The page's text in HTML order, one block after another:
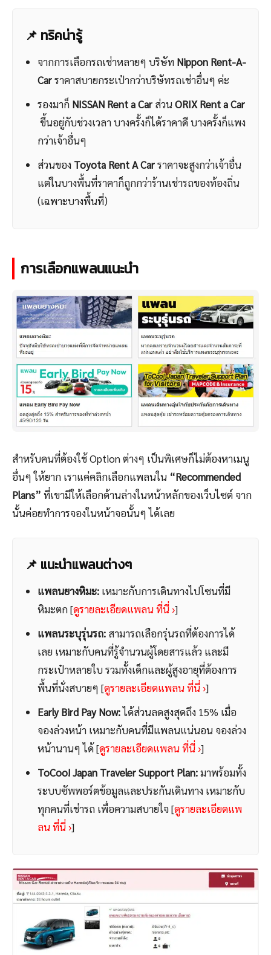
📌 ทริคน่ารู้
จากการเลือกรถเช่าหลายๆ บริษัท Nippon Rent-A-
Carราคาสบายกระเป๋ากว่าบริษัทรถเช่าอื่นๆ ค่ะ
รองมาก็ NISSAN Rent a Car ส่วนORIX Rent a Car
ขึ้นอยู่กับช่วงเวลา บางครั้งก็ได้ราคาดี บางครั้งก็แพง
กว่าเจ้าอื่นๆ
ส่วนของ Toyota Rent A Carราคาจะสูงกว่าเจ้าอื่น
แต่ในบางพื้นที่ราคาก็ถูกกว่าร้านเช่ารถของท้องถิ่น
(เฉพาะบางพื้นที่)
การเลือกแพลนแนะนำ
สำหรับคนที่ต้องใช้ Option ต่างๆ เป็นพิเศษก็ไม่ต้องหาเมนู
อื่นๆ ให้ยาก เราแค่คลิกเลือกแพลนใน “Recommended
Plans” ที่เขามีให้เลือกด้านล่างในหน้าหลักของเว็บไซต์ จาก
นั้นค่อยทำการจองในหน้าจอนั้นๆ ได้เลย
📌 แนะนำแพลนต่างๆ
แพลนยางหิมะ: เหมาะกับการเดินทางไปโซนที่มี
หิมะตก [ดูรายละเอียดแพลน ที่นี่ ›]
แพลนระบุรุ่นรถ: สามารถเลือกรุ่นรถที่ต้องการได้
เลย เหมาะกับคนที่รู้จำนวนผู้โดยสารแล้ว และมี
กระเป๋าหลายใบ รวมทั้งเด็กและผู้สูงอายุที่ต้องการ
พื้นที่นั่งสบายๆ [ดูรายละเอียดแพลน ที่นี่ ›]
Early Bird Pay Now:ได้ส่วนลดสูงสุดถึง 15% เมื่อ
จองล่วงหน้า เหมาะกับคนที่มีแพลนแน่นอน จองล่วง
หน้านานๆ ได้ [ดูรายละเอียดแพลน ที่นี่ ›]
ToCoo! Japan Traveler Support Plan:มาพร้อมทั้ง
ระบบซัพพอร์ตข้อมูลและประกันเดินทาง เหมาะกับ
ทุกคนที่เช่ารถ เพื่อความสบายใจ [ดูรายละเอียดแพ
ลน ที่นี่ ›]